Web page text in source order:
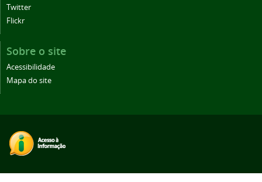
Twitter
Flickr
Sobre o site
Acessibilidade
Mapa do site